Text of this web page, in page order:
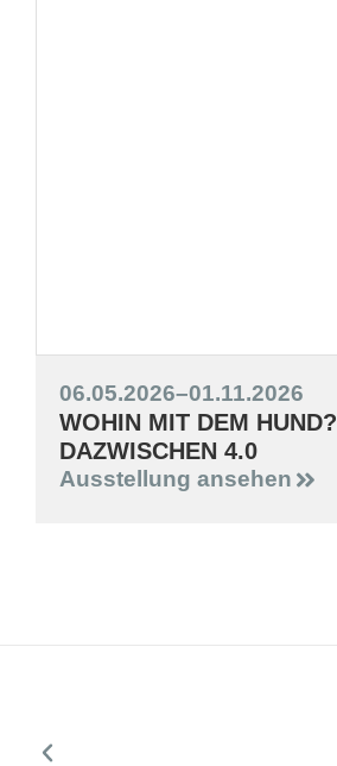
06.05.2026–01.11.2026
WOHIN MIT DEM HUND?
DAZWISCHEN 4.0
Ausstellung ansehen